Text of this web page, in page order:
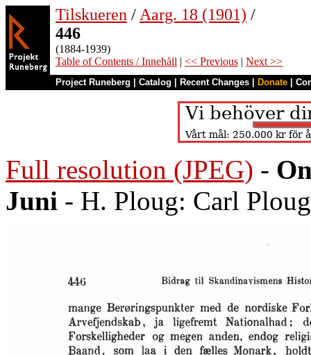
Tilskueren / Aarg. 18 (1901) /
446
(1884-1939)
Table of Contents / Innehåll | << Previous | Next >>
Project Runeberg Catalog Recent Changes Donate
Full resolution (JPEG) -
Juni - H. Ploug: Carl